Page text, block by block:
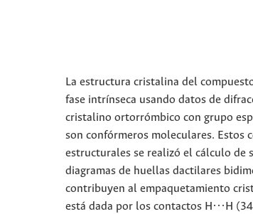
La estructura cristalina del
fase intrínseca usando datos de
cristalino ortorrómbico con grupo
son confórmeros moleculares. Estos
estructurales se realizó el cálculo de
diagramas de huellas dactilares
contribuyen al empaquetamiento
está dada por los contactos H···H